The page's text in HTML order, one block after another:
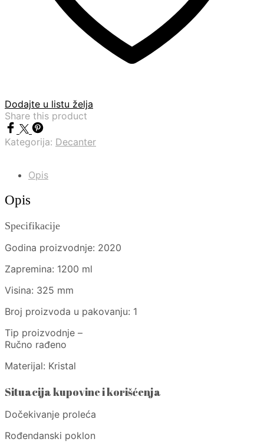
Dodajte u listu želja
Share this product
Kategorija: Decanter
Opis
Opis
Specifikacije
Godina proizvodnje: 2020
Zapremina: 1200 ml
Visina: 325 mm
Broj proizvoda u pakovanju: 1
Tip proizvodnje –
Ručno rađeno
Materijal: Kristal
Situacija kupovine i korišćenja
Dočekivanje proleća
Rođendanski poklon